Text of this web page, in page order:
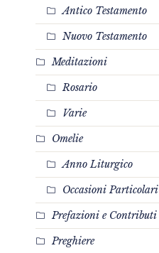
Antico Testamento
Nuovo Testamento
Meditazioni
Rosario
Varie
Omelie
Anno Liturgico
Occasioni Particolari
Prefazioni e Contributi
Preghiere